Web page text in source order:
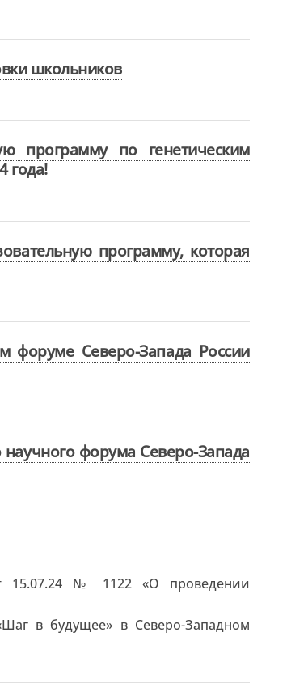
школьников
программу по генетическим
года!
программу, которая
форуме Северо-Запада России
форума Северо-Запада
15.07.24 № 1122 «О проведении
в будущее» в Северо-Западном